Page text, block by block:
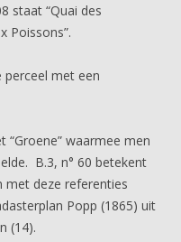
staat “Quai des
Poissons”.
met een
“Groene” waarmee men
B.3, n° 60 betekent
met deze referenties
Popp (1865) uit
(14).